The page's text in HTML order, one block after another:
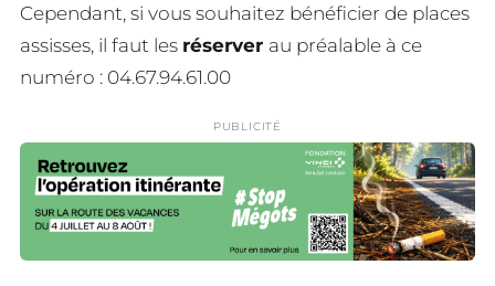
Cependant, si vous souhaitez bénéficier de places
assisses, il faut les réserver au préalable à ce
numéro : 04.67.94.61.00
PUBLICITÉ